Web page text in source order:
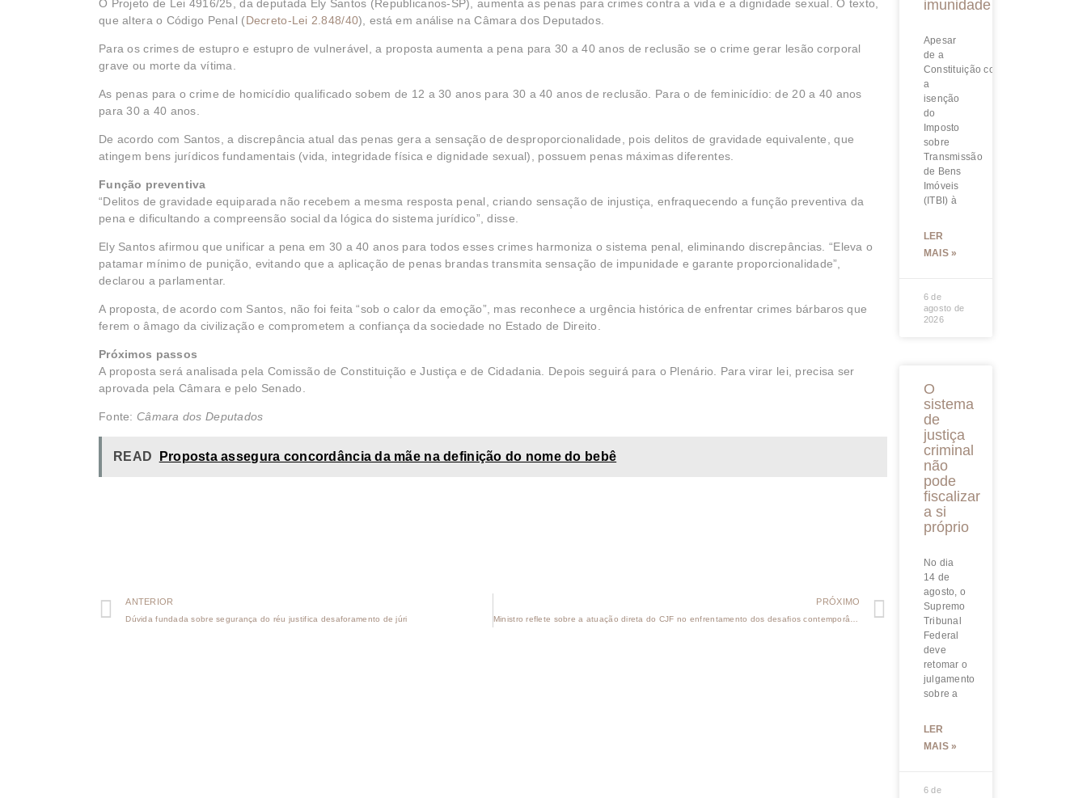
O Projeto de Lei 4916/25, da deputada Ely Santos (Republicanos-SP), aumenta as penas para crimes contra a vida e a dignidade sexual. O texto,
que altera o Código Penal (Decreto-Lei 2.848/40), está em análise na Câmara dos Deputados.
Para os crimes de estupro e estupro de vulnerável, a proposta aumenta a pena para 30 a 40 anos de reclusão se o crime gerar lesão corporal
grave ou morte da vítima.
As penas para o crime de homicídio qualificado sobem de 12 a 30 anos para 30 a 40 anos de reclusão. Para o de feminicídio: de 20 a 40 anos
para 30 a 40 anos.
De acordo com Santos, a discrepância atual das penas gera a sensação de desproporcionalidade, pois delitos de gravidade equivalente, que
atingem bens jurídicos fundamentais (vida, integridade física e dignidade sexual), possuem penas máximas diferentes.
Função preventiva
“Delitos de gravidade equiparada não recebem a mesma resposta penal, criando sensação de injustiça, enfraquecendo a função preventiva da
pena e dificultando a compreensão social da lógica do sistema jurídico”, disse.
Ely Santos afirmou que unificar a pena em 30 a 40 anos para todos esses crimes harmoniza o sistema penal, eliminando discrepâncias. “Eleva o
patamar mínimo de punição, evitando que a aplicação de penas brandas transmita sensação de impunidade e garante proporcionalidade”,
declarou a parlamentar.
A proposta, de acordo com Santos, não foi feita “sob o calor da emoção”, mas reconhece a urgência histórica de enfrentar crimes bárbaros que
ferem o âmago da civilização e comprometem a confiança da sociedade no Estado de Direito.
Próximos passos
A proposta será analisada pela Comissão de Constituição e Justiça e de Cidadania. Depois seguirá para o Plenário. Para virar lei, precisa ser
aprovada pela Câmara e pelo Senado.
Fonte: Câmara dos Deputados
READ Proposta assegura concordância da mãe na definição do nome do bebê
ANTERIOR
Dúvida fundada sobre segurança do réu justifica desaforamento de júri
PRÓXIMO
Ministro reflete sobre a atuação direta do CJF no enfrentamento dos desafios contemporâneos da Justiça Federal
imunidade
Apesar
de a
Constituição condicionar
a
isenção
do
Imposto
sobre
Transmissão
de Bens
Imóveis
(ITBI) à
LER
MAIS »
6 de
agosto de
2026
O
sistema
de
justiça
criminal
não
pode
fiscalizar
a si
próprio
No dia
14 de
agosto, o
Supremo
Tribunal
Federal
deve
retomar o
julgamento
sobre a
LER
MAIS »
6 de